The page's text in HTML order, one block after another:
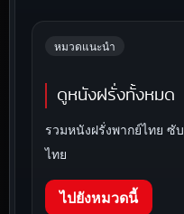
หมวดแนะนำ
ดูหนังฝรั่งทั้งหมด
รวมหนังฝรั่งพากย์ไทย ซับ
ไทย
ไปยังหมวดนี้